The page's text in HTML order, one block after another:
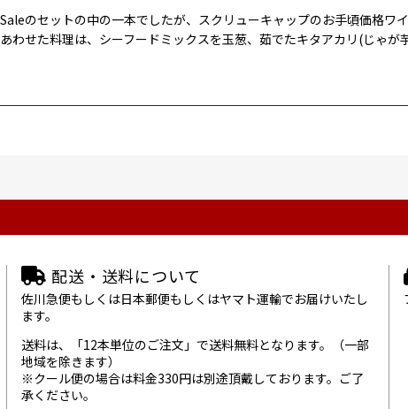
Saleのセットの中の一本でしたが、スクリューキャップのお手頃価格ワ
あわせた料理は、シーフードミックスを玉葱、茹でたキタアカリ(じゃが
配送・送料について
佐川急便もしくは日本郵便もしくはヤマト運輸でお届けいたし
ます。
送料は、「12本単位のご注文」で送料無料となります。（一部
地域を除きます）
※クール便の場合は料金330円は別途頂戴しております。ご了
承ください。